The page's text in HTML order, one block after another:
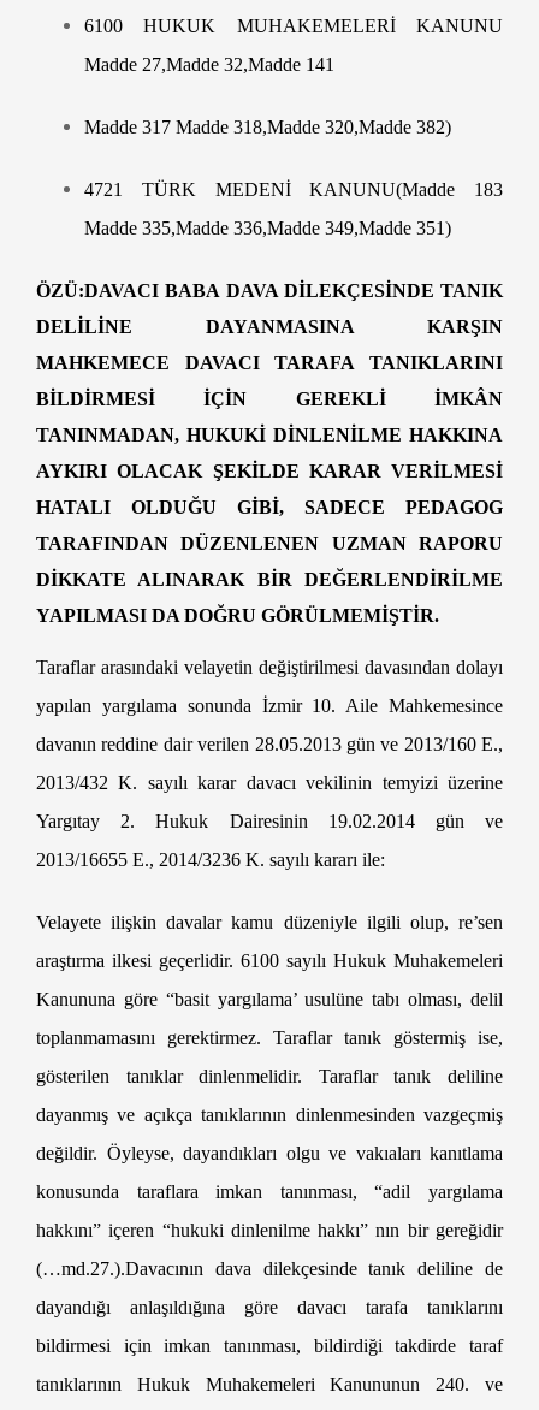
6100 HUKUK MUHAKEMELERİ KANUNU
Madde 27,Madde 32,Madde 141
Madde 317 Madde 318,Madde 320,Madde 382)
4721 TÜRK MEDENİ KANUNU(Madde 183
Madde 335,Madde 336,Madde 349,Madde 351)
ÖZÜ:DAVACI BABA DAVA DİLEKÇESİNDE TANIK
DELİLİNE DAYANMASINA KARŞIN
MAHKEMECE DAVACI TARAFA TANIKLARINI
BİLDİRMESİ İÇİN GEREKLİ İMKÂN
TANINMADAN, HUKUKİ DİNLENİLME HAKKINA
AYKIRI OLACAK ŞEKİLDE KARAR VERİLMESİ
HATALI OLDUĞU GİBİ, SADECE PEDAGOG
TARAFINDAN DÜZENLENEN UZMAN RAPORU
DİKKATE ALINARAK BİR DEĞERLENDİRİLME
YAPILMASI DA DOĞRU GÖRÜLMEMİŞTİR.
Taraflar arasındaki velayetin değiştirilmesi davasından dolayı
yapılan yargılama sonunda İzmir 10. Aile Mahkemesince
davanın reddine dair verilen 28.05.2013 gün ve 2013/160 E.,
2013/432 K. sayılı karar davacı vekilinin temyizi üzerine
Yargıtay 2. Hukuk Dairesinin 19.02.2014 gün ve
2013/16655 E., 2014/3236 K. sayılı kararı ile:
Velayete ilişkin davalar kamu düzeniyle ilgili olup, re’sen
araştırma ilkesi geçerlidir. 6100 sayılı Hukuk Muhakemeleri
Kanununa göre “basit yargılama’ usulüne tabı olması, delil
toplanmamasını gerektirmez. Taraflar tanık göstermiş ise,
gösterilen tanıklar dinlenmelidir. Taraflar tanık deliline
dayanmış ve açıkça tanıklarının dinlenmesinden vazgeçmiş
değildir. Öyleyse, dayandıkları olgu ve vakıaları kanıtlama
konusunda taraflara imkan tanınması, “adil yargılama
hakkını” içeren “hukuki dinlenilme hakkı” nın bir gereğidir
(…md.27.).Davacının dava dilekçesinde tanık deliline de
dayandığı anlaşıldığına göre davacı tarafa tanıklarını
bildirmesi için imkan tanınması, bildirdiği takdirde taraf
tanıklarının Hukuk Muhakemeleri Kanununun 240. ve